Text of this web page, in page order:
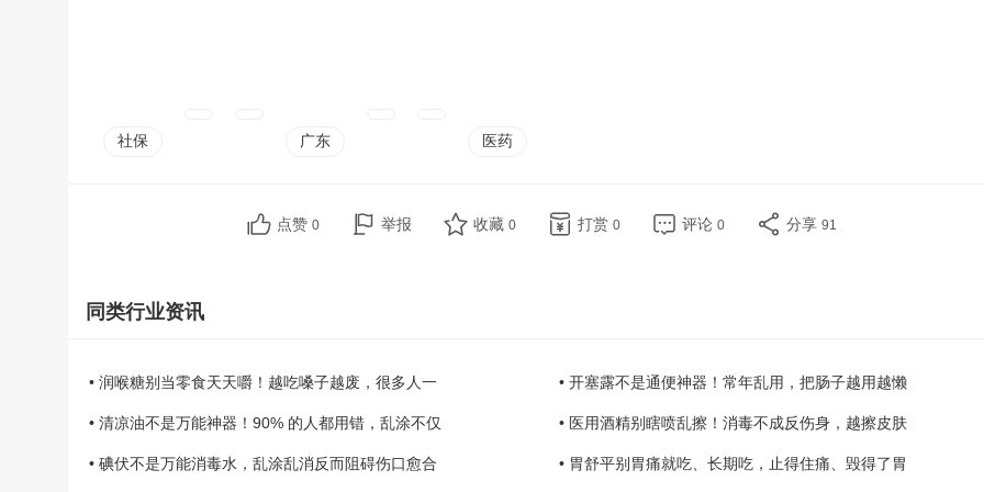
社保 广东 医药
点赞 0 举报 收藏 0 打赏 0 评论 0 分享 91
同类行业资讯
• 润喉糖别当零食天天嚼！越吃嗓子越废，很多人一 • 开塞露不是通便神器！常年乱用，把肠子越用越懒
• 清凉油不是万能神器！90% 的人都用错，乱涂不仅 • 医用酒精别瞎喷乱擦！消毒不成反伤身，越擦皮肤
• 碘伏不是万能消毒水，乱涂乱消反而阻碍伤口愈合 • 胃舒平别胃痛就吃、长期吃，止得住痛、毁得了胃